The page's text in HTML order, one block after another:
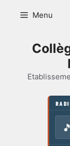
Menu